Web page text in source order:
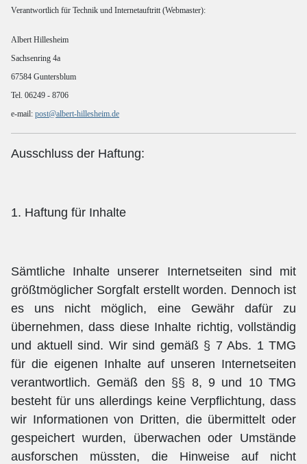
Verantwortlich für Technik und Internetauftritt (Webmaster):
Albert Hillesheim
Sachsenring 4a
67584 Guntersblum
Tel. 06249 - 8706
e-mail: post@albert-hillesheim.de
Ausschluss der Haftung:
1. Haftung für Inhalte
Sämtliche Inhalte unserer Internetseiten sind mit
größtmöglicher Sorgfalt erstellt worden. Dennoch ist
es uns nicht möglich, eine Gewähr dafür zu
übernehmen, dass diese Inhalte richtig, vollständig
und aktuell sind. Wir sind gemäß § 7 Abs. 1 TMG
für die eigenen Inhalte auf unseren Internetseiten
verantwortlich. Gemäß den §§ 8, 9 und 10 TMG
besteht für uns allerdings keine Verpflichtung, dass
wir Informationen von Dritten, die übermittelt oder
gespeichert wurden, überwachen oder Umstände
ausforschen müssten, die Hinweise auf nicht